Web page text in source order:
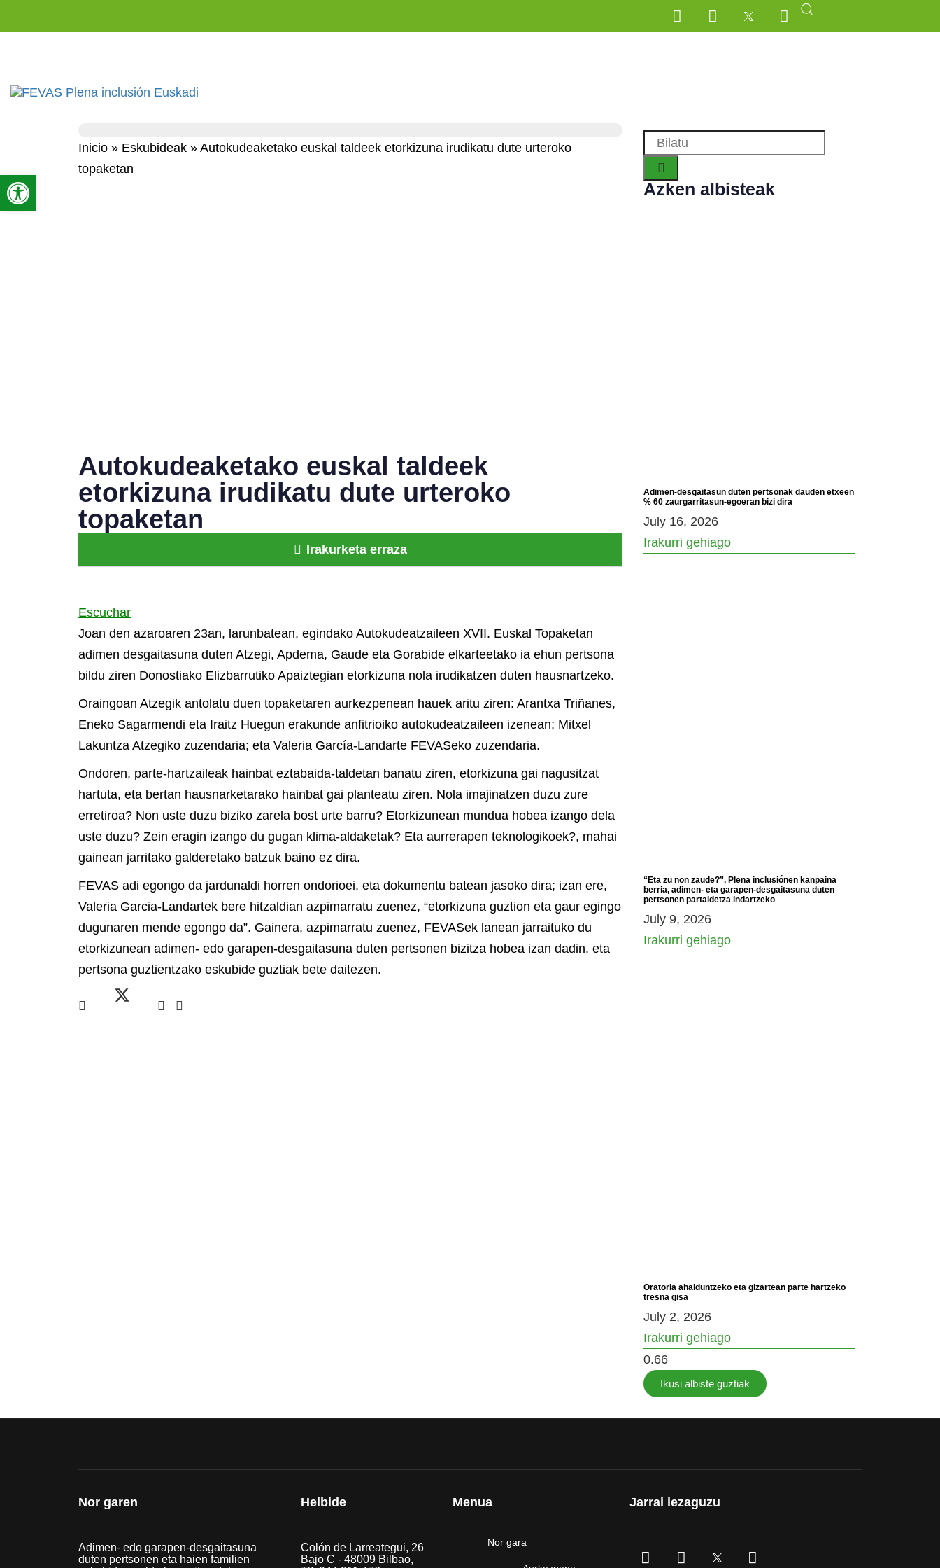
Inicio » Eskubideak » Autokudeaketako euskal taldeek etorkizuna irudikatu dute urteroko
topaketan
Autokudeaketako euskal taldeek
etorkizuna irudikatu dute urteroko
topaketan
Irakurketa erraza
Escuchar
Joan den azaroaren 23an, larunbatean, egindako Autokudeatzaileen XVII. Euskal Topaketan
adimen desgaitasuna duten Atzegi, Apdema, Gaude eta Gorabide elkarteetako ia ehun pertsona
bildu ziren Donostiako Elizbarrutiko Apaiztegian etorkizuna nola irudikatzen duten hausnartzeko.
Oraingoan Atzegik antolatu duen topaketaren aurkezpenean hauek aritu ziren: Arantxa Triñanes,
Eneko Sagarmendi eta Iraitz Huegun erakunde anfitrioiko autokudeatzaileen izenean; Mitxel
Lakuntza Atzegiko zuzendaria; eta Valeria García-Landarte FEVASeko zuzendaria.
Ondoren, parte-hartzaileak hainbat eztabaida-taldetan banatu ziren, etorkizuna gai nagusitzat
hartuta, eta bertan hausnarketarako hainbat gai planteatu ziren. Nola imajinatzen duzu zure
erretiroa? Non uste duzu biziko zarela bost urte barru? Etorkizunean mundua hobea izango dela
uste duzu? Zein eragin izango du gugan klima-aldaketak? Eta aurrerapen teknologikoek?, mahai
gainean jarritako galderetako batzuk baino ez dira.
FEVAS adi egongo da jardunaldi horren ondorioei, eta dokumentu batean jasoko dira; izan ere,
Valeria Garcia-Landartek bere hitzaldian azpimarratu zuenez, “etorkizuna guztion eta gaur egingo
dugunaren mende egongo da”. Gainera, azpimarratu zuenez, FEVASek lanean jarraituko du
etorkizunean adimen- edo garapen-desgaitasuna duten pertsonen bizitza hobea izan dadin, eta
pertsona guztientzako eskubide guztiak bete daitezen.
Azken albisteak
Adimen-desgaitasun duten pertsonak dauden etxeen
% 60 zaurgarritasun-egoeran bizi dira
July 16, 2026
Irakurri gehiago
“Eta zu non zaude?”, Plena inclusiónen kanpaina
berria, adimen- eta garapen-desgaitasuna duten
pertsonen partaidetza indartzeko
July 9, 2026
Irakurri gehiago
Oratoria ahalduntzeko eta gizartean parte hartzeko
tresna gisa
July 2, 2026
Irakurri gehiago
Ikusi albiste guztiak
Nor garen
Adimen- edo garapen-desgaitasuna
duten pertsonen eta haien familien
Helbide
Colón de Larreategui, 26
Bajo C - 48009 Bilbao,
Menua
Nor gara
Jarrai iezaguzu
Open toolbar